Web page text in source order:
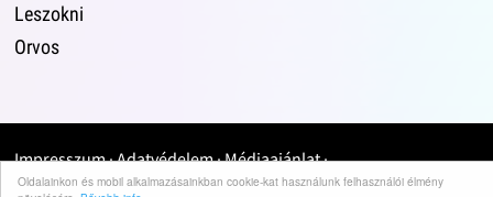
Oldalainkon és mobil alkalmazásainkban cookie-kat használunk felhasználói élmény
Leszokni
Orvos
Impresszum·Adatvédelem·Médiaajánlat·